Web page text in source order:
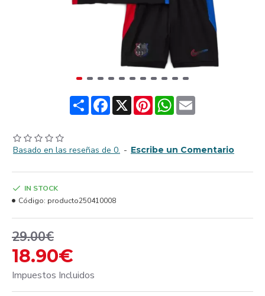
ShareFacebook
X PinterestWhatsApp
Email
Basado en las reseñas de 0. - Escribe un Comentario
18.90€
29.00€
Impuestos Incluidos
IN STOCK
Código: producto250410008